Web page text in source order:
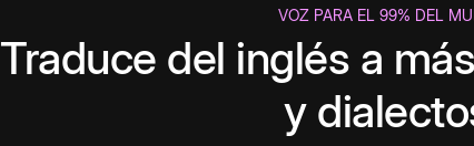
VOZ PARA EL 99% DEL
Traduce del inglés a
y